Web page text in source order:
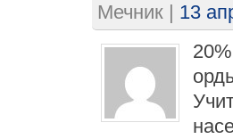
Мечник | 13